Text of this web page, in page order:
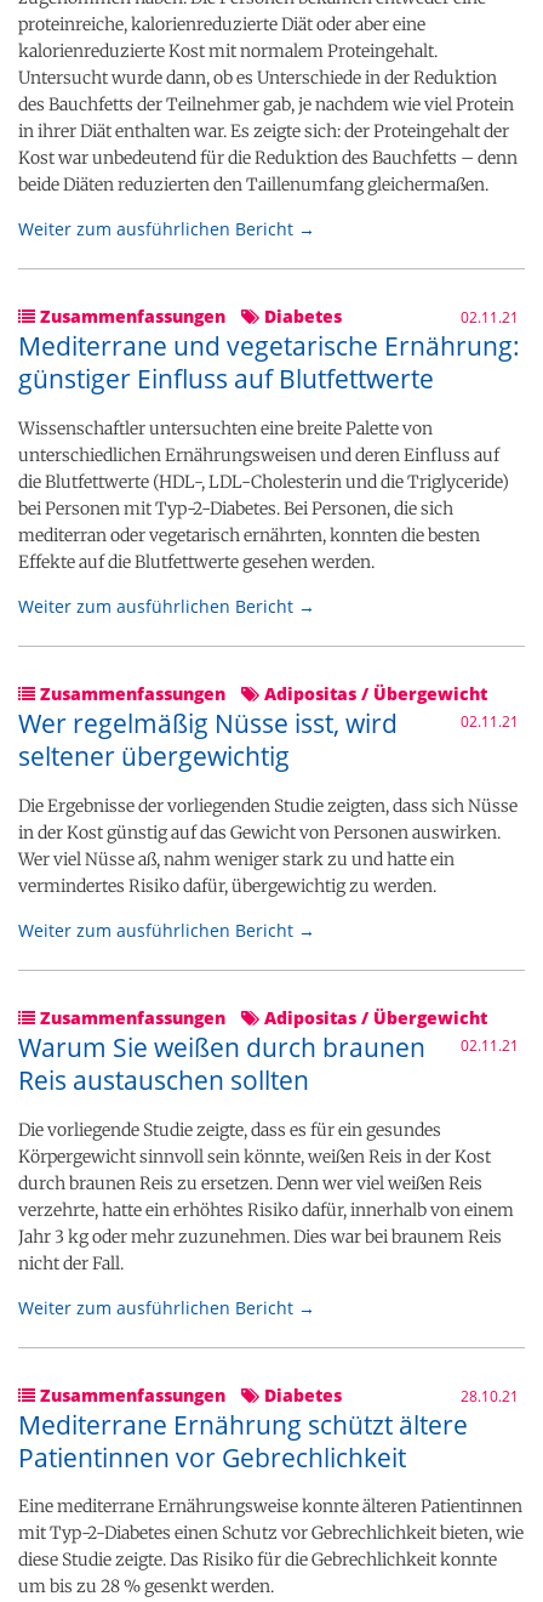
proteinreiche, kalorienreduzierte Diät oder aber eine
kalorienreduzierte Kost mit normalem Proteingehalt.
Untersucht wurde dann, ob es Unterschiede in der Reduktion
des Bauchfetts der Teilnehmer gab, je nachdem wie viel Protein
in ihrer Diät enthalten war. Es zeigte sich: der Proteingehalt der
Kost war unbedeutend für die Reduktion des Bauchfetts – denn
beide Diäten reduzierten den Taillenumfang gleichermaßen.
Weiter zum ausführlichen Bericht →
Zusammenfassungen Diabetes 02.11.21
Mediterrane und vegetarische Ernährung:
günstiger Einfluss auf Blutfettwerte
Wissenschaftler untersuchten eine breite Palette von
unterschiedlichen Ernährungsweisen und deren Einfluss auf
die Blutfettwerte (HDL-, LDL-Cholesterin und die Triglyceride)
bei Personen mit Typ-2-Diabetes. Bei Personen, die sich
mediterran oder vegetarisch ernährten, konnten die besten
Effekte auf die Blutfettwerte gesehen werden.
Weiter zum ausführlichen Bericht →
Zusammenfassungen Adipositas / Übergewicht
02.11.21
Wer regelmäßig Nüsse isst, wird
seltener übergewichtig
Die Ergebnisse der vorliegenden Studie zeigten, dass sich Nüsse
in der Kost günstig auf das Gewicht von Personen auswirken.
Wer viel Nüsse aß, nahm weniger stark zu und hatte ein
vermindertes Risiko dafür, übergewichtig zu werden.
Weiter zum ausführlichen Bericht →
Zusammenfassungen Adipositas / Übergewicht
02.11.21
Warum Sie weißen durch braunen
Reis austauschen sollten
Die vorliegende Studie zeigte, dass es für ein gesundes
Körpergewicht sinnvoll sein könnte, weißen Reis in der Kost
durch braunen Reis zu ersetzen. Denn wer viel weißen Reis
verzehrte, hatte ein erhöhtes Risiko dafür, innerhalb von einem
Jahr 3 kg oder mehr zuzunehmen. Dies war bei braunem Reis
nicht der Fall.
Weiter zum ausführlichen Bericht →
Zusammenfassungen Diabetes 28.10.21
Mediterrane Ernährung schützt ältere
Patientinnen vor Gebrechlichkeit
Eine mediterrane Ernährungsweise konnte älteren Patientinnen
mit Typ-2-Diabetes einen Schutz vor Gebrechlichkeit bieten, wie
diese Studie zeigte. Das Risiko für die Gebrechlichkeit konnte
um bis zu 28 % gesenkt werden.